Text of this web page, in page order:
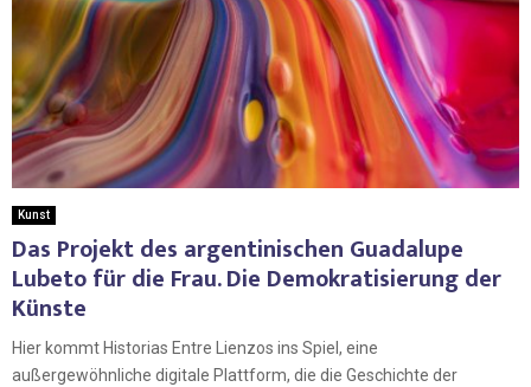
Kunst
Das Projekt des argentinischen Guadalupe
Lubeto für die Frau. Die Demokratisierung der
Künste
Hier kommt Historias Entre Lienzos ins Spiel, eine
außergewöhnliche digitale Plattform, die die Geschichte der